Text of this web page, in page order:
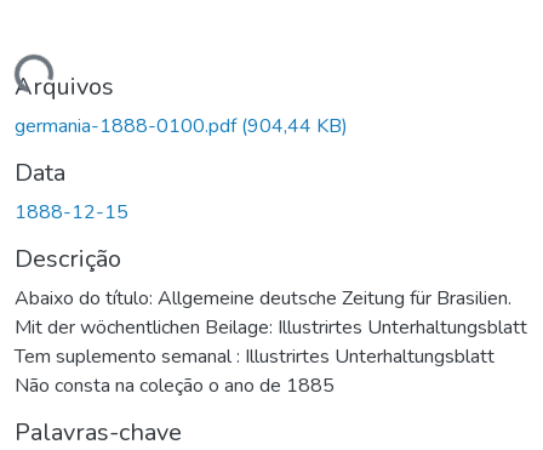
Arquivos
germania-1888-0100.pdf(904,44 KB)
Data
1888-12-15
Descrição
Abaixo do título: Allgemeine deutsche Zeitung für Brasilien.
Mit der wöchentlichen Beilage: Illustrirtes Unterhaltungsblatt
Tem suplemento semanal : Illustrirtes Unterhaltungsblatt
Não consta na coleção o ano de 1885
Palavras-chave